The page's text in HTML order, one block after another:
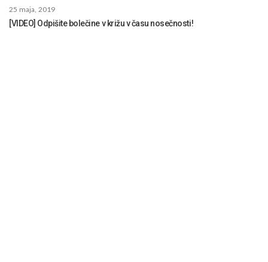
25 maja, 2019
[VIDEO] Odpišite bolečine v križu v času nosečnosti!